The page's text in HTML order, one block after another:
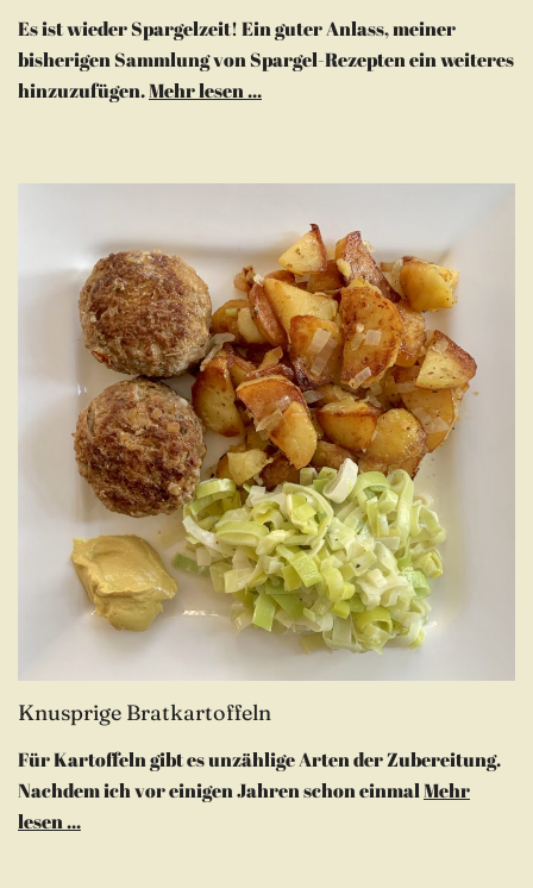
Es ist wieder Spargelzeit! Ein guter Anlass, meiner
bisherigen Sammlung von Spargel-Rezepten ein weiteres
hinzuzufügen.Mehr lesen ...
Knusprige Bratkartoffeln
Für Kartoffeln gibt es unzählige Arten der Zubereitung.
Nachdem ich vor einigen Jahren schon einmalMehr
lesen ...